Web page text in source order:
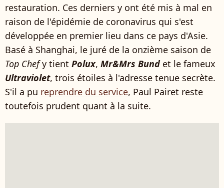
restauration. Ces derniers y ont été mis à mal en
raison de l'épidémie de coronavirus qui s'est
développée en premier lieu dans ce pays d'Asie.
Basé à Shanghai, le juré de la onzième saison de
Top Chefy tient Polux, Mr&Mrs Bund et le fameux
Ultraviolet, trois étoiles à l'adresse tenue secrète.
S'il a pu reprendre du service, Paul Pairet reste
toutefois prudent quant à la suite.